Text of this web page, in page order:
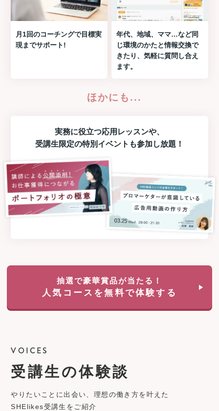
月1回のコーチングで目標実
現までサポート!
年代、地域、ママ…など同
じ環境のかたと情報交換で
きたり、気軽に質問し合え
ます。
ほかにも...
実務に役立つ応用レッスンや、
受講生限定の特別イベント も参加し放題！
抽選で豪華賞品が当たる！
人気コースを無料で体験する
VOICES
受講生の体験談
やりたいことに出会い、理想の働き方を叶えた
SHElikes受講生をご紹介